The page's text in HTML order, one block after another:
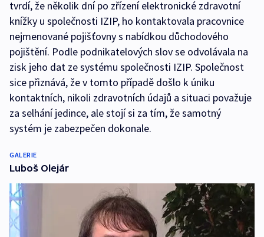
tvrdí, že několik dní po zřízení elektronické zdravotní
knížky u společnosti IZIP, ho kontaktovala pracovnice
nejmenované pojišťovny s nabídkou důchodového
pojištění. Podle podnikatelových slov se odvolávala na
zisk jeho dat ze systému společnosti IZIP. Společnost
sice přiznává, že v tomto případě došlo k úniku
kontaktních, nikoli zdravotních údajů a situaci považuje
za selhání jedince, ale stojí si za tím, že samotný
systém je zabezpečen dokonale.
GALERIE
Luboš Olejár